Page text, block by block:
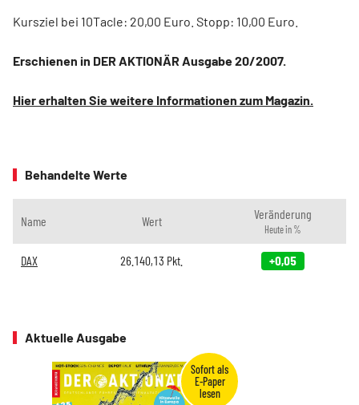
Kursziel bei 10Tacle: 20,00 Euro. Stopp: 10,00 Euro.
Erschienen in DER AKTIONÄR Ausgabe 20/2007.
Hier erhalten Sie weitere Informationen zum Magazin.
Behandelte Werte
Name Wert Veränderung
Heute in %
DAX 26.140,13 Pkt. +0,05
Aktuelle Ausgabe